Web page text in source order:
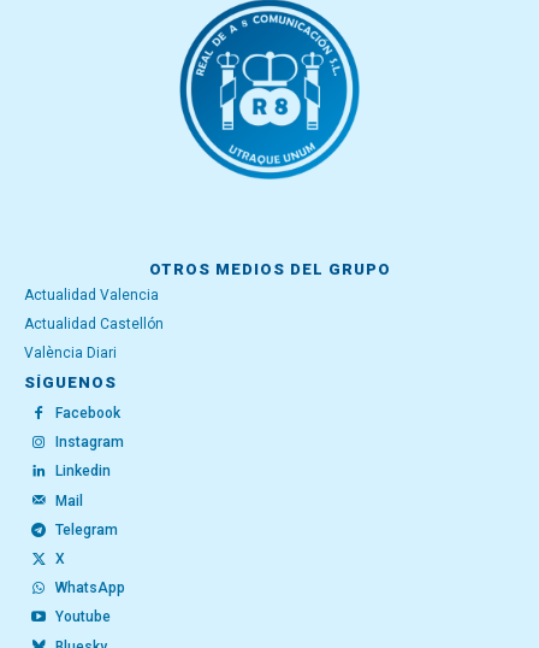
OTROS MEDIOS DEL GRUPO
Actualidad Valencia
Actualidad Castellón
València Diari
SÍGUENOS
Facebook
Instagram
Linkedin
Mail
Telegram
X
WhatsApp
Youtube